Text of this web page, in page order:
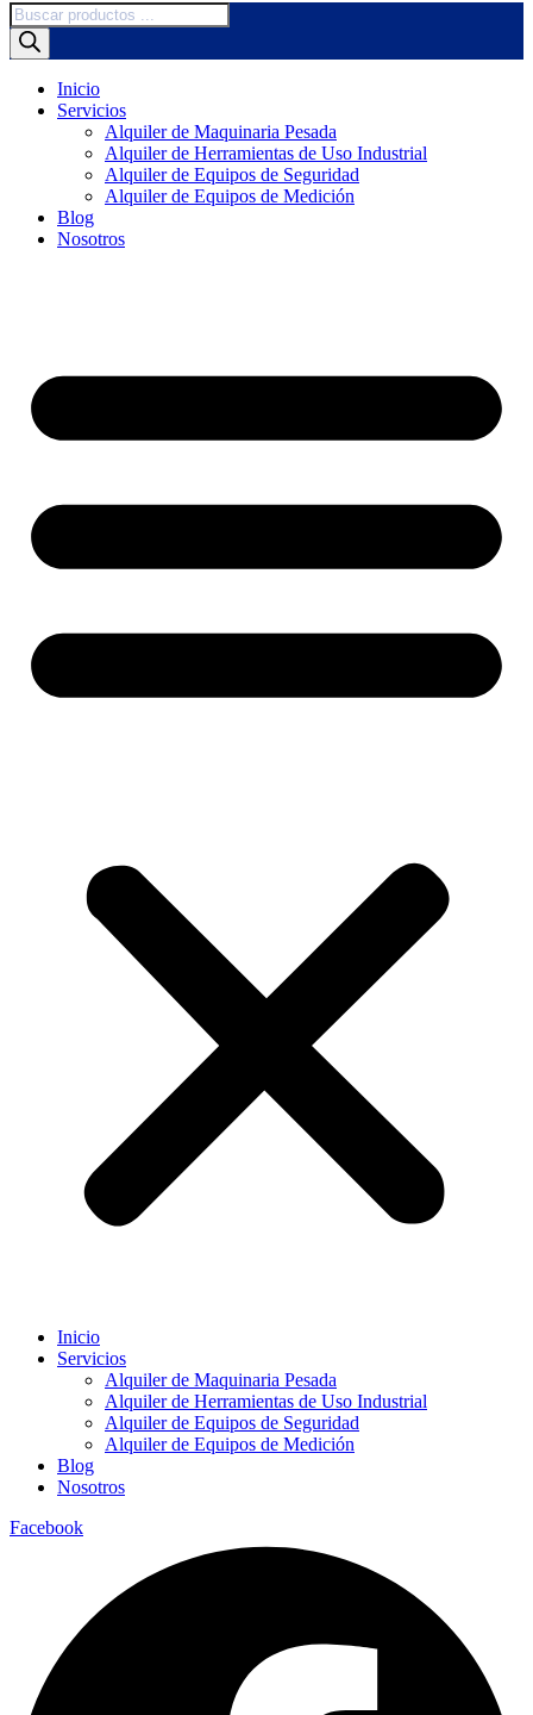
Búsqueda
de
productos
Inicio
Servicios
Alquiler de Maquinaria Pesada
Alquiler de Herramientas de Uso Industrial
Alquiler de Equipos de Seguridad
Alquiler de Equipos de Medición
Blog
Nosotros
Inicio
Servicios
Alquiler de Maquinaria Pesada
Alquiler de Herramientas de Uso Industrial
Alquiler de Equipos de Seguridad
Alquiler de Equipos de Medición
Blog
Nosotros
Facebook